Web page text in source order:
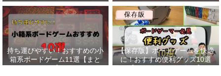
持ち運びやすい！おすすめの小
箱系ボードゲーム11選【まと
め】
【保存版】ボードゲームを快適
に！おすすめ便利グッズ10選
【ボードゲーマー必見】